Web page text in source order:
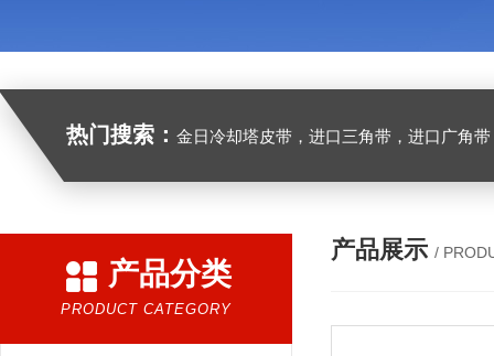
热门搜索： 金日冷却塔皮带，进口三角带，进口广角带，进口同步带，进口空压机皮
产品分类
PRODUCT CATEGORY
产品展示 /